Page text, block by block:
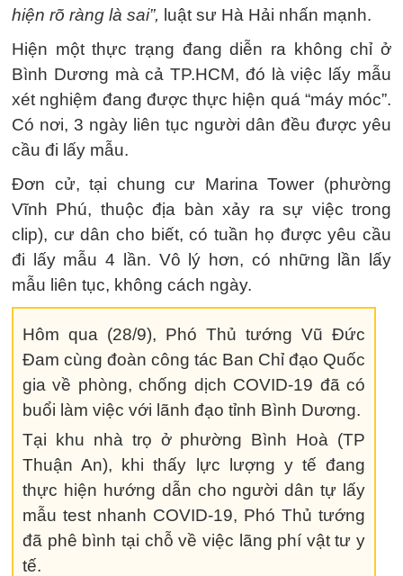
hiện rõ ràng là sai”, luật sư Hà Hải nhấn mạnh.
Hiện một thực trạng đang diễn ra không chỉ ở
Bình Dương mà cả TP.HCM, đó là việc lấy mẫu
xét nghiệm đang được thực hiện quá “máy móc”.
Có nơi, 3 ngày liên tục người dân đều được yêu
cầu đi lấy mẫu.
Đơn cử, tại chung cư Marina Tower (phường
Vĩnh Phú, thuộc địa bàn xảy ra sự việc trong
clip), cư dân cho biết, có tuần họ được yêu cầu
đi lấy mẫu 4 lần. Vô lý hơn, có những lần lấy
mẫu liên tục, không cách ngày.
Hôm qua (28/9), Phó Thủ tướng Vũ Đức
Đam cùng đoàn công tác Ban Chỉ đạo Quốc
gia về phòng, chống dịch COVID-19 đã có
buổi làm việc với lãnh đạo tỉnh Bình Dương.
Tại khu nhà trọ ở phường Bình Hoà (TP
Thuận An), khi thấy lực lượng y tế đang
thực hiện hướng dẫn cho người dân tự lấy
mẫu test nhanh COVID-19, Phó Thủ tướng
đã phê bình tại chỗ về việc lãng phí vật tư y
tế.